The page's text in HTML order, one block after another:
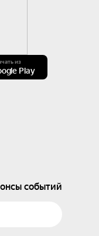
из
Play
событий